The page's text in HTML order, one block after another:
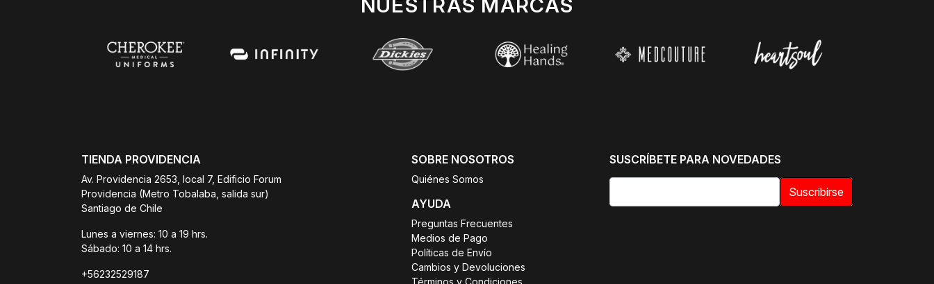
NUESTRAS MARCAS
TIENDA PROVIDENCIA
Av. Providencia 2653, local 7, Edificio Forum
Providencia (Metro Tobalaba, salida sur)
Santiago de Chile
Lunes a viernes: 10 a 19 hrs.
Sábado: 10 a 14 hrs.
+56232529187
SOBRE NOSOTROS
Quiénes Somos
AYUDA
Preguntas Frecuentes
Medios de Pago
Políticas de Envío
Cambios y Devoluciones
Términos y Condiciones
SUSCRÍBETE PARA NOVEDADES
Suscribirse